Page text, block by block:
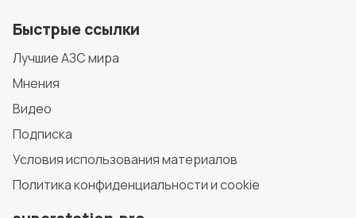
Быстрые ссылки
Лучшие АЗС мира
Мнения
Видео
Подписка
Условия использования материалов
Политика конфиденциальности и cookie